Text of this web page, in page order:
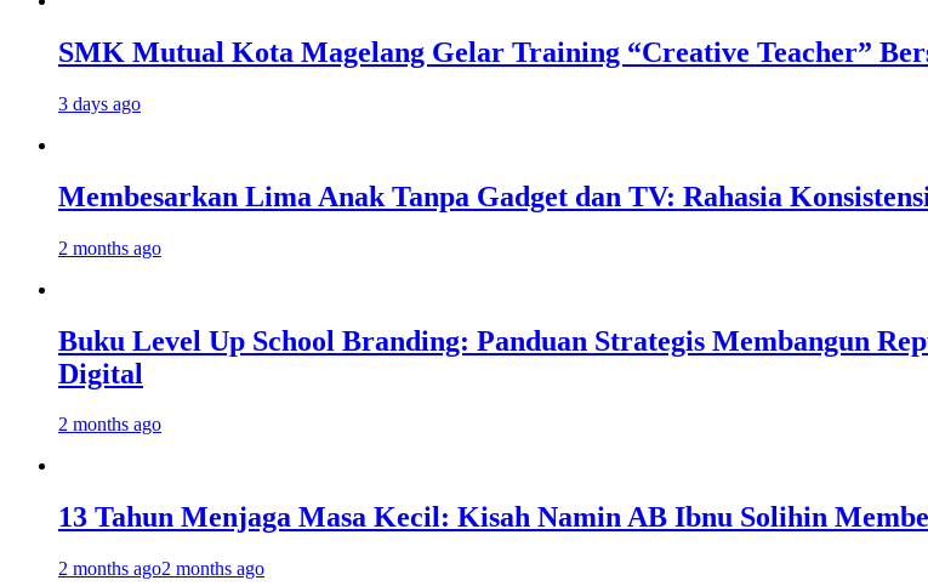
SMK Mutual Kota Magelang Gelar Training “Creative Teacher”
3 days ago
Membesarkan Lima Anak Tanpa Gadget dan TV: Rahasia
2 months ago
Buku Level Up School Branding: Panduan Strategis Membangun
Digital
2 months ago
13 Tahun Menjaga Masa Kecil: Kisah Namin AB Ibnu Solihin
2 months ago2 months ago